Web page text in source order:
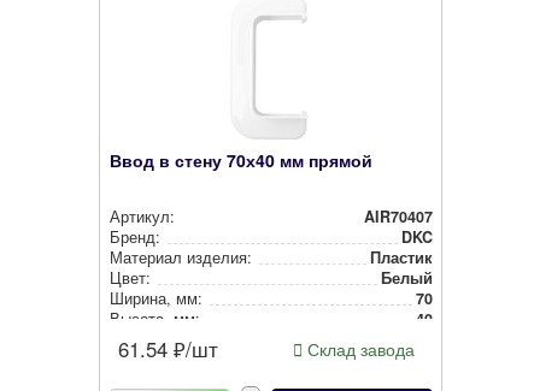
Ввод в стену 70х40 мм прямой
Артикул:
AIR70407
Бренд:
DKC
Материал изделия:
Пластик
Цвет:
Белый
Ширина, мм:
70
Высота, мм:
40
61.54 ₽/шт Склад завода